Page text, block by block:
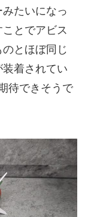
たいになっ
とでアビス
とほぼ同じ
着されてい
待できそうで